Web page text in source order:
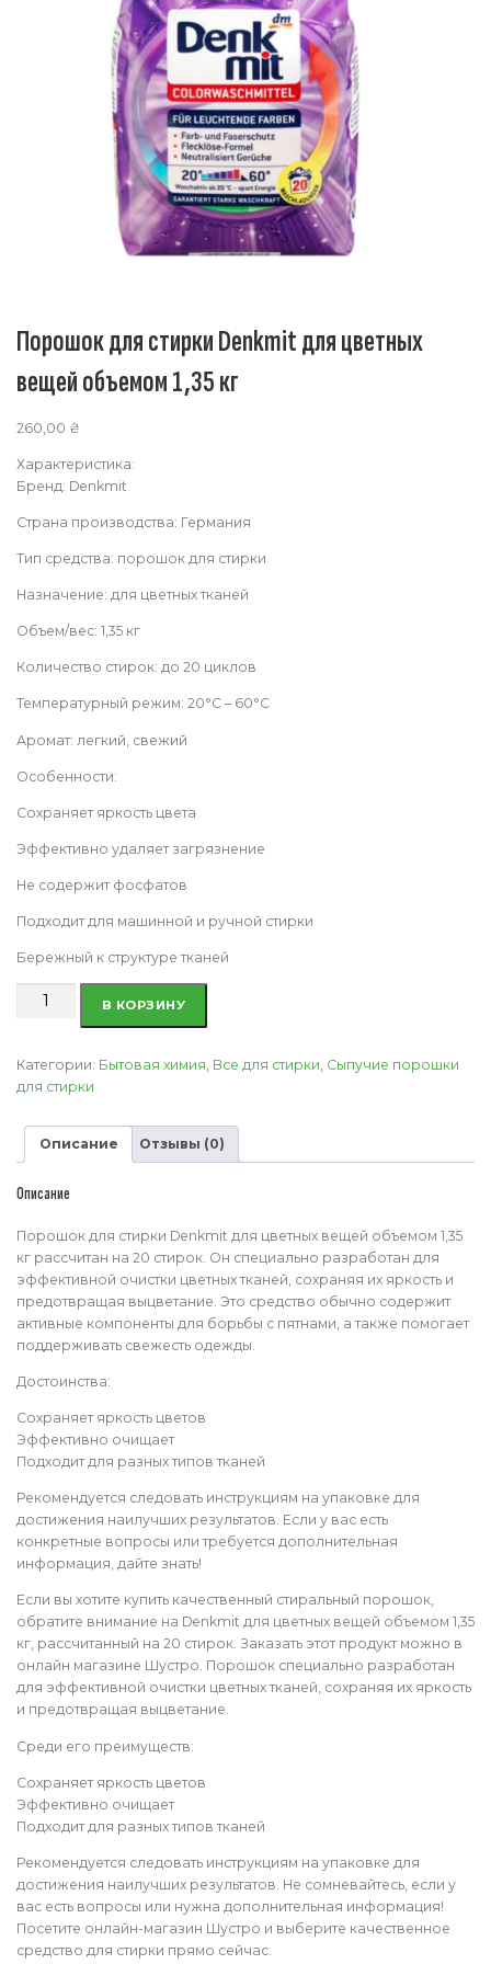
Порошок для стирки Denkmit для цветных
вещей объемом 1,35 кг
260,00 ₴
Характеристика:
Бренд: Denkmit
Страна производства: Германия
Тип средства: порошок для стирки
Назначение: для цветных тканей
Объем/вес: 1,35 кг
Количество стирок: до 20 циклов
Температурный режим: 20°C – 60°C
Аромат: легкий, свежий
Особенности:
Сохраняет яркость цвета
Эффективно удаляет загрязнение
Не содержит фосфатов
Подходит для машинной и ручной стирки
Бережный к структуре тканей
Количество
для
стирки
для
цветных
вещей
объемом
кг
В КОРЗИНУ
Категории: Бытовая химия, Все для стирки, Сыпучие порошки
для стирки
Описание Отзывы (0)
Описание
Порошок для стирки Denkmit для цветных вещей объемом 1,35
кг рассчитан на 20 стирок. Он специально разработан для
эффективной очистки цветных тканей, сохраняя их яркость и
предотвращая выцветание. Это средство обычно содержит
активные компоненты для борьбы с пятнами, а также помогает
поддерживать свежесть одежды.
Достоинства:
Сохраняет яркость цветов
Эффективно очищает
Подходит для разных типов тканей
Рекомендуется следовать инструкциям на упаковке для
достижения наилучших результатов. Если у вас есть
конкретные вопросы или требуется дополнительная
информация, дайте знать!
Если вы хотите купить качественный стиральный порошок,
обратите внимание на Denkmit для цветных вещей объемом 1,35
кг, рассчитанный на 20 стирок. Заказать этот продукт можно в
онлайн магазине Шустро. Порошок специально разработан
для эффективной очистки цветных тканей, сохраняя их яркость
и предотвращая выцветание.
Среди его преимуществ:
Сохраняет яркость цветов
Эффективно очищает
Подходит для разных типов тканей
Рекомендуется следовать инструкциям на упаковке для
достижения наилучших результатов. Не сомневайтесь, если у
вас есть вопросы или нужна дополнительная информация!
Посетите онлайн-магазин Шустро и выберите качественное
средство для стирки прямо сейчас.